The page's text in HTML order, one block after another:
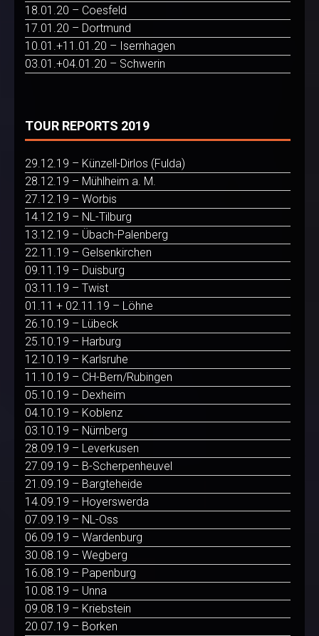
18.01.20 – Coesfeld
17.01.20 – Dortmund
10.01.+11.01.20 – Isernhagen
03.01.+04.01.20 – Schwerin
TOUR REPORTS 2019
29.12.19 – Künzell-Dirlos (Fulda)
28.12.19 – Mühlheim a. M.
27.12.19 – Worbis
14.12.19 – NL-Tilburg
13.12.19 – Übach-Palenberg
22.11.19 – Gelsenkirchen
09.11.19 – Duisburg
03.11.19 – Twist
01.11 + 02.11.19 – Löhne
26.10.19 – Lübeck
25.10.19 – Harburg
12.10.19 – Karlsruhe
11.10.19 – CH-Bern/Rubingen
05.10.19 – Dexheim
04.10.19 – Koblenz
03.10.19 – Nürnberg
28.09.19 – Leverkusen
27.09.19 – B-Scherpenheuvel
21.09.19 – Bargteheide
14.09.19 – Hoyerswerda
07.09.19 – NL-Oss
06.09.19 – Wardenburg
30.08.19 – Wegberg
16.08.19 – Papenburg
10.08.19 – Unna
09.08.19 – Kriebstein
20.07.19 – Borken